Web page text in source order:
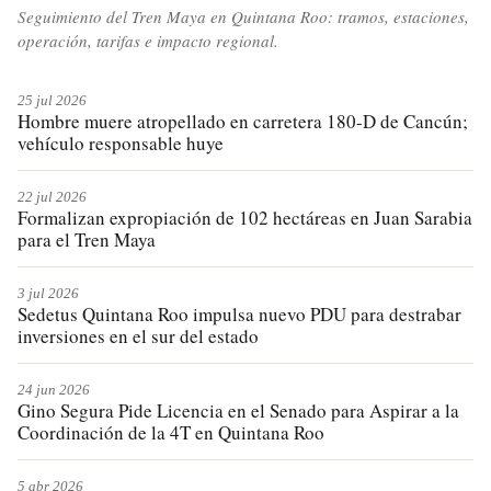
Seguimiento del Tren Maya en Quintana Roo: tramos, estaciones,
operación, tarifas e impacto regional.
25 jul 2026
Hombre muere atropellado en carretera 180-D de Cancún;
vehículo responsable huye
22 jul 2026
Formalizan expropiación de 102 hectáreas en Juan Sarabia
para el Tren Maya
3 jul 2026
Sedetus Quintana Roo impulsa nuevo PDU para destrabar
inversiones en el sur del estado
24 jun 2026
Gino Segura Pide Licencia en el Senado para Aspirar a la
Coordinación de la 4T en Quintana Roo
5 abr 2026